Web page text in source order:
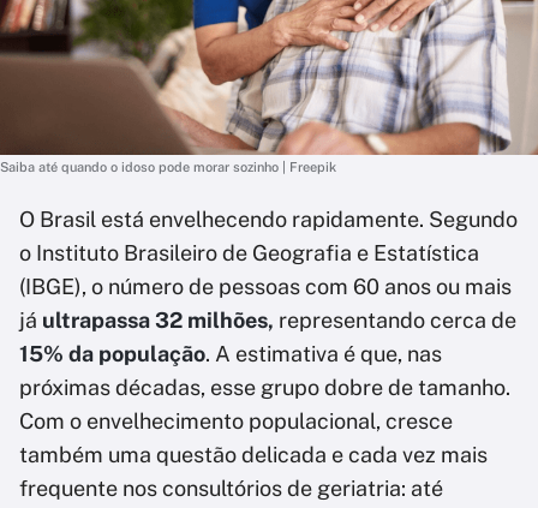
Saiba até quando o idoso pode morar sozinho | Freepik
O Brasil está envelhecendo rapidamente. Segundo
o Instituto Brasileiro de Geografia e Estatística
(IBGE), o número de pessoas com 60 anos ou mais
já ultrapassa 32 milhões, representando cerca de
15% da população. A estimativa é que, nas
próximas décadas, esse grupo dobre de tamanho.
Com o envelhecimento populacional, cresce
também uma questão delicada e cada vez mais
frequente nos consultórios de geriatria: até